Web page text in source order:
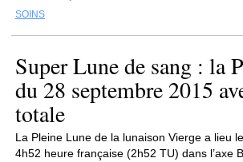
SOINS
Super Lune de sang : la
du 28 septembre 2015
totale
La Pleine Lune de la lunaison Vierge a lieu
4h52 heure française (2h52 TU) dans l’axe